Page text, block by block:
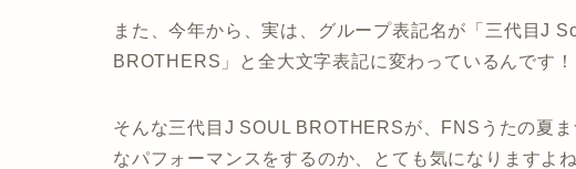
また、今年から、実は、グループ表記名が「三代目J
BROTHERS」と全大文字表記に変わっているんです！
そんな三代目J SOUL BROTHERSが、FNSうたの夏
なパフォーマンスをするのか、とても気になりますよね